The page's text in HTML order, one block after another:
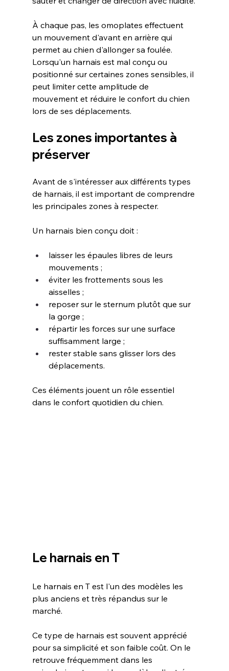
À chaque pas, les omoplates effectuent
un mouvement d'avant en arrière qui
permet au chien d'allonger sa foulée.
Lorsqu'un harnais est mal conçu ou
positionné sur certaines zones sensibles, il
peut limiter cette amplitude de
mouvement et réduire le confort du chien
lors de ses déplacements.
Les zones importantes à
préserver
Avant de s'intéresser aux différents types
de harnais, il est important de comprendre
les principales zones à respecter.
Un harnais bien conçu doit :
laisser les épaules libres de leurs
mouvements ;
éviter les frottements sous les
aisselles ;
reposer sur le sternum plutôt que sur
la gorge ;
répartir les forces sur une surface
suffisamment large ;
rester stable sans glisser lors des
déplacements.
Ces éléments jouent un rôle essentiel
dans le confort quotidien du chien.
Le harnais en T
Le harnais en T est l'un des modèles les
plus anciens et très répandus sur le
marché.
Ce type de harnais est souvent apprécié
pour sa simplicité et son faible coût. On le
retrouve fréquemment dans les